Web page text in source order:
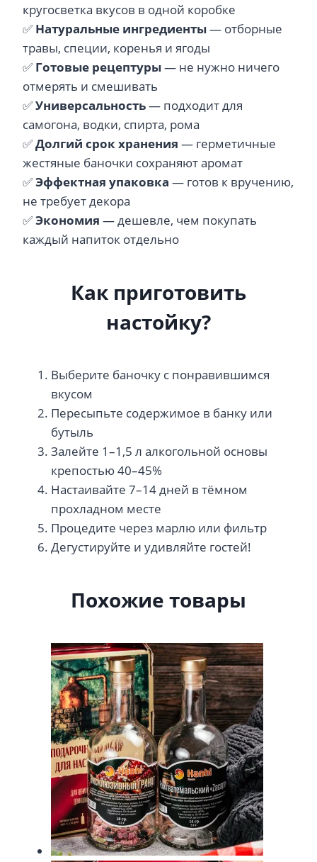
кругосветка вкусов в одной коробке
✅ Натуральные ингредиенты— отборные
травы, специи, коренья и ягоды
✅ Готовые рецептуры— не нужно ничего
отмерять и смешивать
✅Универсальность— подходит для
самогона, водки, спирта, рома
✅Долгий срок хранения — герметичные
жестяные баночки сохраняют аромат
✅Эффектная упаковка — готов к вручению,
не требует декора
✅Экономия — дешевле, чем покупать
каждый напиток отдельно
Как приготовить
настойку?
Выберите баночку с понравившимся
вкусом
Пересыпьте содержимое в банку или
бутыль
Залейте 1–1,5 л алкогольной основы
крепостью 40–45%
Настаивайте 7–14 дней в тёмном
прохладном месте
Процедите через марлю или фильтр
Дегустируйте и удивляйте гостей!
Похожие товары